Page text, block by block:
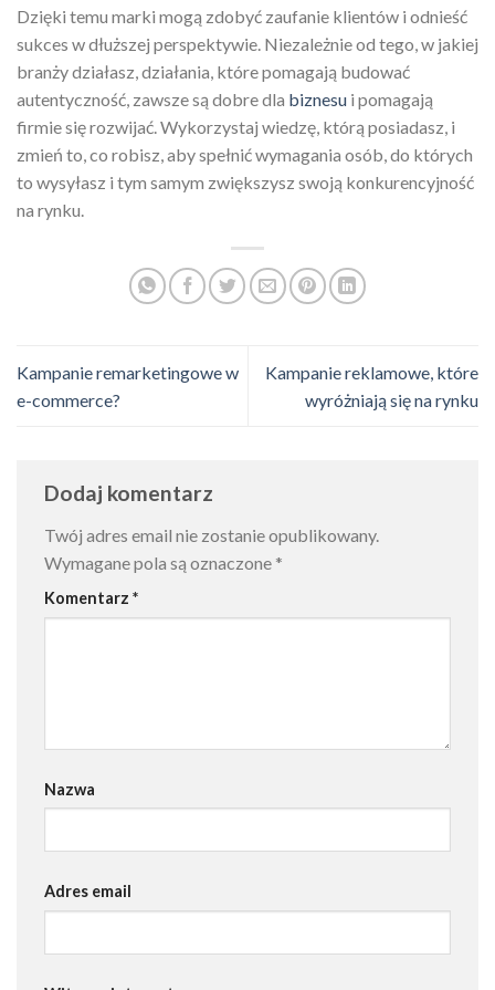
Dzięki temu marki mogą zdobyć zaufanie klientów i odnieść
sukces w dłuższej perspektywie. Niezależnie od tego, w jakiej
branży działasz, działania, które pomagają budować
autentyczność, zawsze są dobre dla biznesu i pomagają
firmie się rozwijać. Wykorzystaj wiedzę, którą posiadasz, i
zmień to, co robisz, aby spełnić wymagania osób, do których
to wysyłasz i tym samym zwiększysz swoją konkurencyjność
na rynku.
Kampanie remarketingowe w
e-commerce?
Kampanie reklamowe, które
wyróżniają się na rynku
Dodaj komentarz
Twój adres email nie zostanie opublikowany.
Wymagane pola są oznaczone *
Komentarz *
Nazwa
Adres email